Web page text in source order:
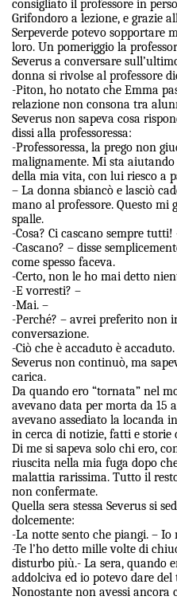
consigliato il professore in
Grifondoro a lezione, e grazie
Serpeverde potevo sopportare
loro. Un pomeriggio la
Severus a conversare
donna si rivolse al professore
-Piton, ho notato che Emma
relazione non consona tra
Severus non sapeva cosa
dissi alla professoressa:
-Professoressa, la prego non
malignamente. Mi sta
della mia vita, con lui riesco a
– La donna sbiancò e lasciò
mano al professore. Questo mi
spalle.
-Cosa? Ci cascano sempre tutti!
-Cascano? – disse
come spesso faceva.
-Certo, non le ho mai detto
-E vorresti? –
-Mai. –
-Perché? – avrei preferito non
conversazione.
-Ciò che è accaduto è
Severus non continuò, ma
carica.
Da quando ero “tornata” nel
avevano data per morta da 15
avevano assediato la locanda
in cerca di notizie, fatti e storie
Di me si sapeva solo chi ero,
riuscita nella mia fuga dopo
malattia rarissima. Tutto il
non confermate.
Quella sera stessa Severus si
dolcemente:
-La notte sento che piangi. –
-Te l’ho detto mille volte di
disturbo più.- La sera, quando
addolciva ed io potevo dare del
Nonostante non avessi ancora